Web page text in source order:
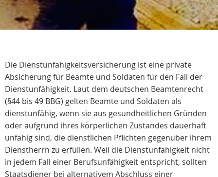
Die Dienstunfähigkeitsversicherung ist eine private
Absicherung für Beamte und Soldaten für den Fall der
Dienstunfähigkeit. Laut dem deutschen Beamtenrecht
(§44 bis 49 BBG) gelten Beamte und Soldaten als
dienstunfähig, wenn sie aus gesundheitlichen Gründen
oder aufgrund ihres körperlichen Zustandes dauerhaft
unfähig sind, die dienstlichen Pflichten gegenüber ihrem
Dienstherrn zu erfüllen. Weil die Dienstunfähigkeit nicht
in jedem Fall einer Berufsunfähigkeit entspricht, sollten
Staatsdiener bei alternativem Abschluss einer